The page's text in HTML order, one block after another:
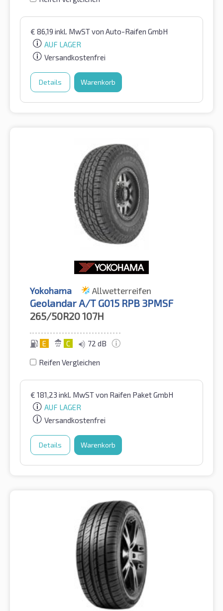
€ 86,19 inkl. MwSTvon Auto-Raifen GmbH
AUF LAGER
Versandkostenfrei
Details Warenkorb
Yokohama Allwetterreifen
Geolandar A/T G015 RPB 3PMSF
265/50R20107H
E C 72 dB
Reifen Vergleichen
€ 181,23 inkl. MwSTvon Raifen Paket GmbH
AUF LAGER
Versandkostenfrei
Details Warenkorb